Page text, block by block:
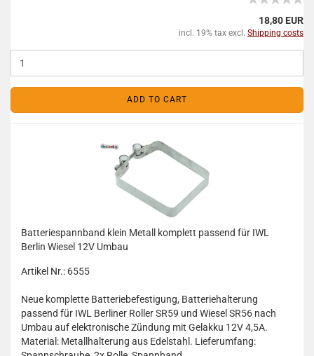
18,80 EUR
incl. 19% tax excl. Shipping costs
ADD TO CART
Batteriespannband klein Metall komplett passend für IWL
Berlin Wiesel 12V Umbau
Artikel Nr.: 6555
Neue komplette Batteriebefestigung, Batteriehalterung
passend für IWL Berliner Roller SR59 und Wiesel SR56 nach
Umbau auf elektronische Zündung mit Gelakku 12V 4,5A.
Material: Metallhalterung aus Edelstahl. Lieferumfang: